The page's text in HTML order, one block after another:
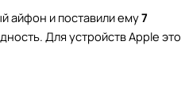
айфон и поставили ему7
Для устройств Apple это